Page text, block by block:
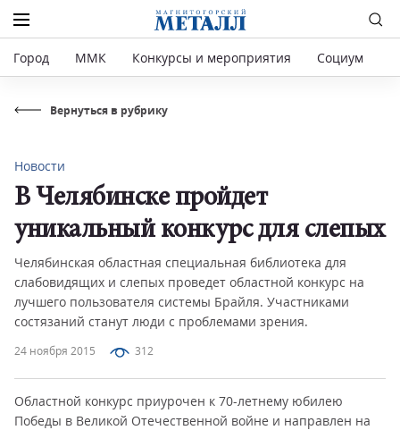
Город ММК Конкурсы и мероприятия Социум
Вернуться в рубрику
24 ноября 2015 312
Новости
В Челябинске пройдет
уникальный конкурс для слепых
Челябинская областная специальная библиотека для
слабовидящих и слепых проведет областной конкурс на
лучшего пользователя системы Брайля. Участниками
состязаний станут люди с проблемами зрения.
Областной конкурс приурочен к 70-летнему юбилею
Победы в Великой Отечественной войне и направлен на